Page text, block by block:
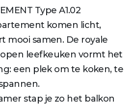
Type A1.02
komen licht,
mooi samen. De royale
leefkeuken vormt het
een plek om te koken, te
stap je zo het balkon